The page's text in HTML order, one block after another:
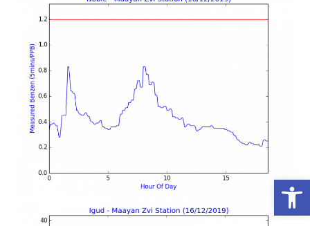
פתח סרגל נגישות